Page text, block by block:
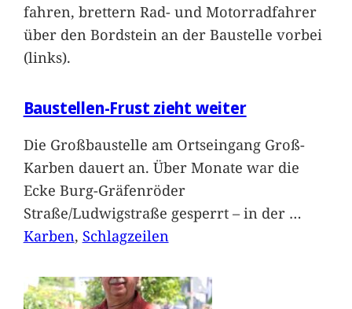
fahren, brettern Rad- und Motorradfahrer
über den Bordstein an der Baustelle vorbei
(links).
Baustellen-Frust zieht weiter
Die Großbaustelle am Ortseingang Groß-
Karben dauert an. Über Monate war die
Ecke Burg-Gräfenröder
Straße/Ludwigstraße gesperrt – in der …
Karben, Schlagzeilen